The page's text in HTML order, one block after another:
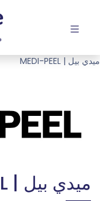
ميدي بيل | MEDI-PEEL
ميدي بيل | MEDI-PEEL